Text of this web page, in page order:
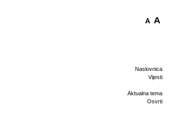
A A
Naslovnica
Vijesti
Aktualna tema
Osvrti